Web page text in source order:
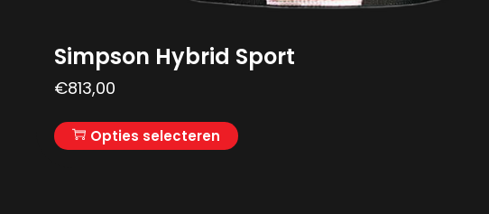
Simpson Hybrid Sport
€813,00
Opties selecteren